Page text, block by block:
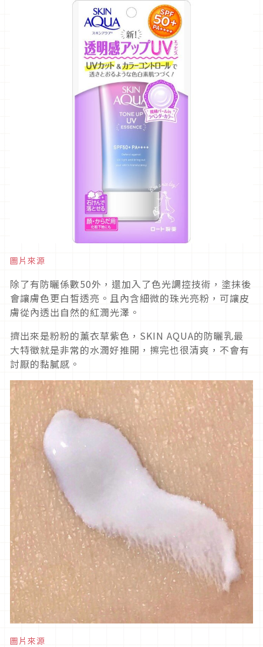
圖片來源
除了有防曬係數50外，還加入了色光調控技術，塗抹後
會讓膚色更白皙透亮。且內含細微的珠光亮粉，可讓皮
膚從內透出自然的紅潤光澤。
擠出來是粉粉的薰衣草紫色，SKIN AQUA的防曬乳最
大特徵就是非常的水潤好推開，擦完也很清爽，不會有
討厭的黏膩感。
圖片來源